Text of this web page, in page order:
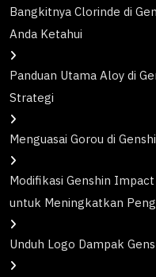
Bangkitnya Clorinde di
Anda Ketahui
Panduan Utama Aloy di
Strategi
Menguasai Gorou di
Modifikasi Genshin
untuk Meningkatkan
Unduh Logo Dampak